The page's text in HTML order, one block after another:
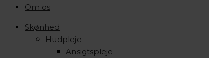
Om os
Skønhed
Hudpleje
Ansigtspleje